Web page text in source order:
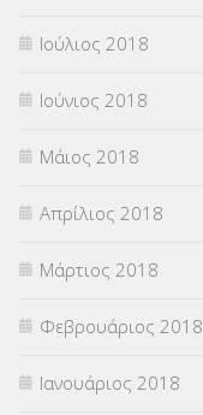
Ιούλιος 2018
Ιούνιος 2018
Μάιος 2018
Απρίλιος 2018
Μάρτιος 2018
Φεβρουάριος 2018
Ιανουάριος 2018